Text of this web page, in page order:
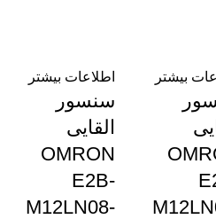
بیشتر اطلاعات بیشتر
سنسور
القایی
OMRON
E2B-
M12LN08-